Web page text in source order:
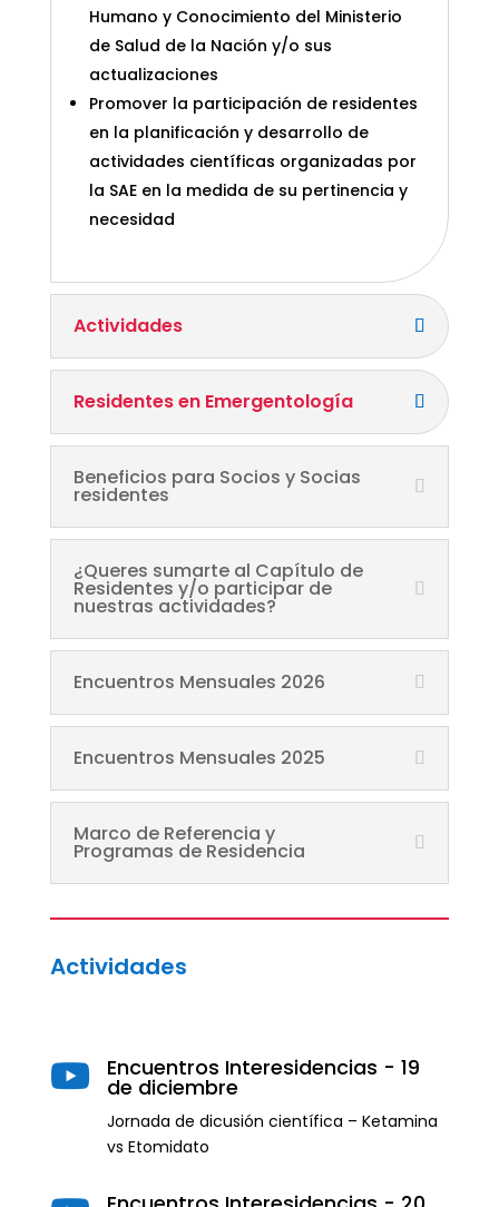
Humano y Conocimiento del Ministerio
de Salud de la Nación y/o sus
actualizaciones
Promover la participación de residentes
en la planificación y desarrollo de
actividades científicas organizadas por
la SAE en la medida de su pertinencia y
necesidad
Actividades
Residentes en Emergentología
Beneficios para Socios y Socias
residentes
¿Queres sumarte al Capítulo de
Residentes y/o participar de
nuestras actividades?
Encuentros Mensuales 2026
Encuentros Mensuales 2025
Marco de Referencia y
Programas de Residencia
Actividades
 Encuentros Interesidencias - 19
de diciembre
Jornada de dicusión científica – Ketamina
vs Etomidato